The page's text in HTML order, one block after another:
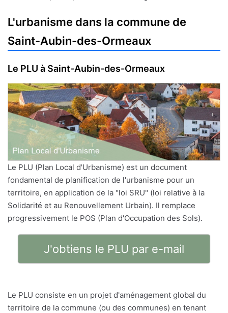
L'urbanisme dans la commune de
Saint-Aubin-des-Ormeaux
Le PLU à Saint-Aubin-des-Ormeaux
Le PLU (Plan Local d'Urbanisme) est un document
fondamental de planification de l'urbanisme pour un
territoire, en application de la "loi SRU" (loi relative à la
Solidarité et au Renouvellement Urbain). Il remplace
progressivement le POS (Plan d'Occupation des Sols).
J'obtiens le PLU par e-mail
Le PLU consiste en un projet d'aménagement global du
territoire de la commune (ou des communes) en tenant